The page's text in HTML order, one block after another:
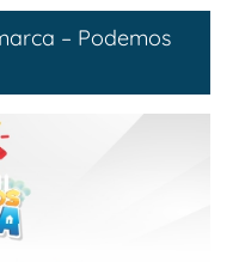
– Podemos